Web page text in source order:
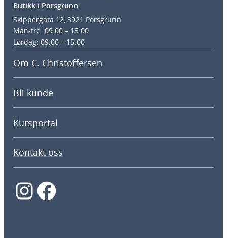
Butikk i Porsgrunn
Skippergata 12, 3921 Porsgrunn
Man-fre: 09.00 – 18.00
Lørdag: 09.00 – 15.00
Om C. Christoffersen
Bli kunde
Kursportal
Kontakt oss
InstagramFacebook